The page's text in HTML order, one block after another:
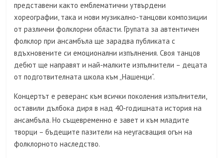
представени както емблематични утвърдени
хореографии, така и нови музикално-танцови композиции
от различни фолклорни области. Групата за автентичен
фолклор при ансамбъла ще зарадва публиката с
вдъхновените си емоционални изпълнения. Своя танцов
дебют ще направят и най-малките изпълнители – децата
от подготвителната школа към „Нашенци“.
Концертът е реверанс към всички поколения изпълнители,
оставили дълбока диря в над 40-годишната история на
ансамбъла. Но същевременно е завет и към младите
творци – бъдещите пазители на неугасващия огън на
фолклорното наследство.